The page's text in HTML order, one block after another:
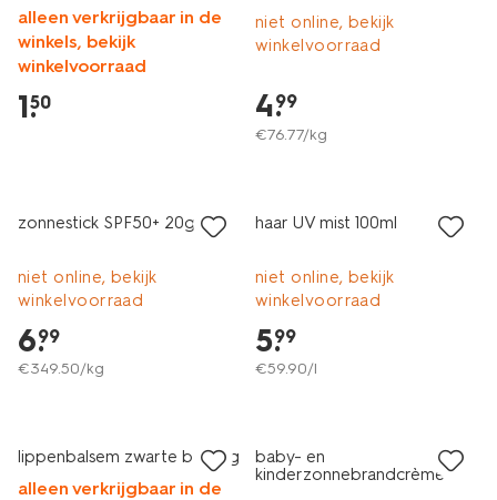
alleen verkrijgbaar in de
winkels, bekijk
winkelvoorraad
1.
50
niet online, bekijk
winkelvoorraad
4.
99
€76.77/kg
zonnestick SPF50+ 20g
niet online, bekijk
winkelvoorraad
6.
99
€349.50/kg
haar UV mist 100ml
niet online, bekijk
winkelvoorraad
5.
99
€59.90/l
lippenbalsem zwarte bes 15g
alleen verkrijgbaar in de
baby- en
kinderzonnebrandcrème